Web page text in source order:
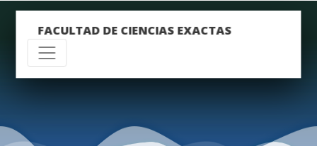
FACULTAD DE CIENCIAS EXACTAS